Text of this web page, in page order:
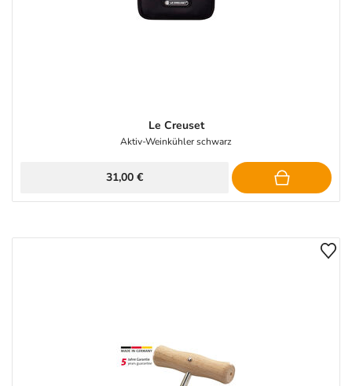
Le Creuset
Aktiv-Weinkühler schwarz
31,00 €